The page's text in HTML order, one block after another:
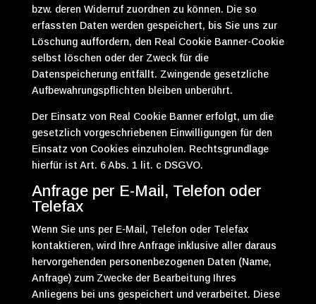
bzw. deren Widerruf zuordnen zu können. Die so
erfassten Daten werden gespeichert, bis Sie uns zur
Löschung auffordern, den Real Cookie Banner-Cookie
selbst löschen oder der Zweck für die
Datenspeicherung entfällt. Zwingende gesetzliche
Aufbewahrungspflichten bleiben unberührt.
Der Einsatz von Real Cookie Banner erfolgt, um die
gesetzlich vorgeschriebenen Einwilligungen für den
Einsatz von Cookies einzuholen. Rechtsgrundlage
hierfür ist Art. 6 Abs. 1 lit. c DSGVO.
Anfrage per E-Mail, Telefon oder
Telefax
Wenn Sie uns per E-Mail, Telefon oder Telefax
kontaktieren, wird Ihre Anfrage inklusive aller daraus
hervorgehenden personenbezogenen Daten (Name,
Anfrage) zum Zwecke der Bearbeitung Ihres
Anliegens bei uns gespeichert und verarbeitet. Diese